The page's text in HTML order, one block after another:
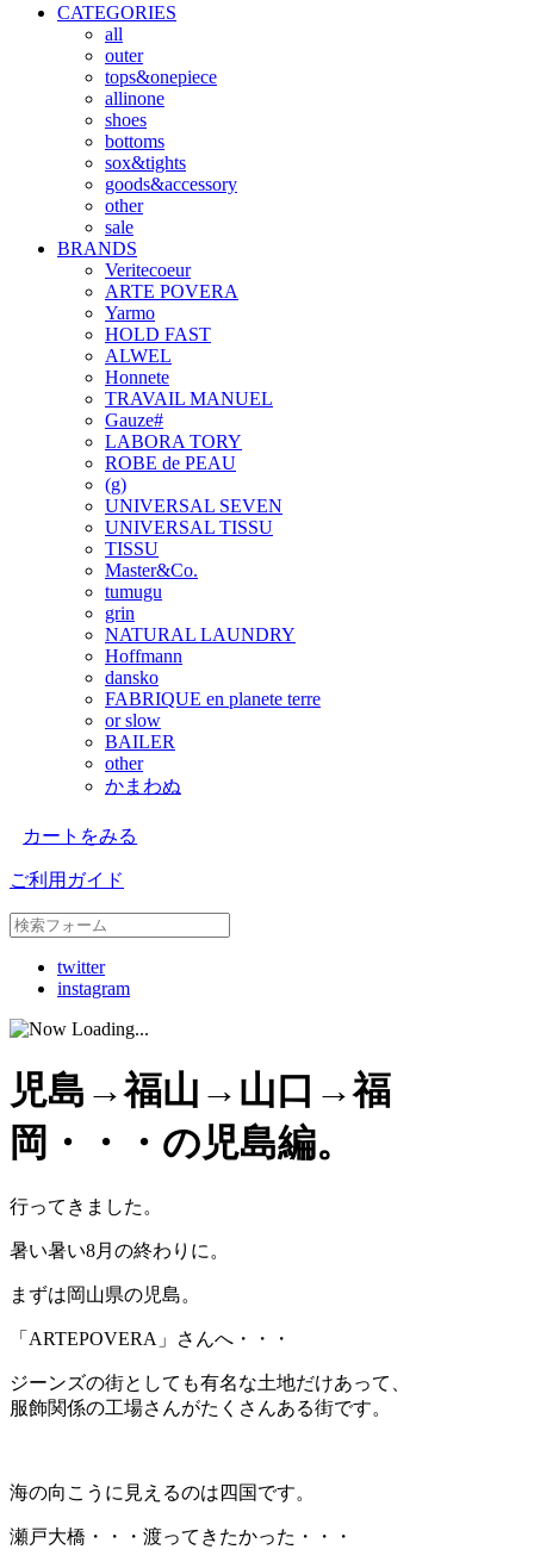
CATEGORIES
all
outer
tops&onepiece
allinone
shoes
bottoms
sox&tights
goods&accessory
other
sale
BRANDS
Veritecoeur
ARTE POVERA
Yarmo
HOLD FAST
ALWEL
Honnete
TRAVAIL MANUEL
Gauze#
LABORA TORY
ROBE de PEAU
(g)
UNIVERSAL SEVEN
UNIVERSAL TISSU
TISSU
Master&Co.
tumugu
grin
NATURAL LAUNDRY
Hoffmann
dansko
FABRIQUE en planete terre
or slow
BAILER
other
かまわぬ
カートをみる
ご利用ガイド
twitter
instagram
児島→福山→山口→福
岡・・・の児島編。
行ってきました。
暑い暑い8月の終わりに。
まずは岡山県の児島。
「ARTEPOVERA」さんへ・・・
ジーンズの街としても有名な土地だけあって、
服飾関係の工場さんがたくさんある街です。
海の向こうに見えるのは四国です。
瀬戸大橋・・・渡ってきたかった・・・